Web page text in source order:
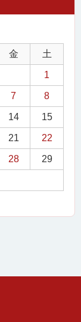
金 土
1
7 8
14 15
21 22
28 29